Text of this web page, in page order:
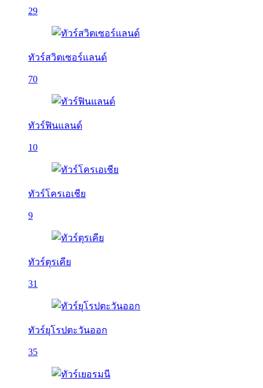
29
ทัวร์สวิตเซอร์แลนด์
70
ทัวร์ฟินแลนด์
10
ทัวร์โครเอเชีย
9
ทัวร์ตุรเคีย
31
ทัวร์ยุโรปตะวันออก
35